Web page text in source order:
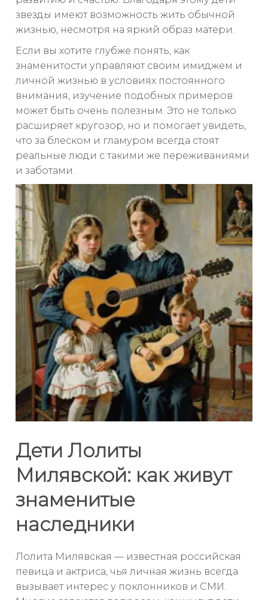
звезды имеют возможность жить обычной
жизнью, несмотря на яркий образ матери.
Если вы хотите глубже понять, как
знаменитости управляют своим имиджем и
личной жизнью в условиях постоянного
внимания, изучение подобных примеров
может быть очень полезным. Это не только
расширяет кругозор, но и помогает увидеть,
что за блеском и гламуром всегда стоят
реальные люди с такими же переживаниями
и заботами.
Дети Лолиты
Милявской: как живут
знаменитые
наследники
Лолита Милявская — известная российская
певица и актриса, чья личная жизнь всегда
вызывает интерес у поклонников и СМИ.